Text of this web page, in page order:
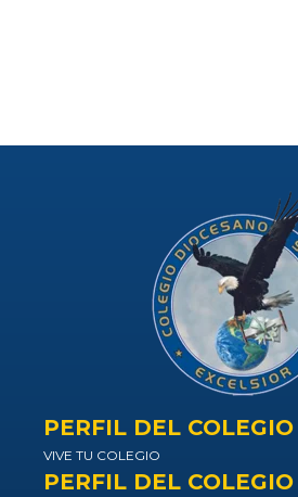
PERFIL DEL COLEGIO
VIVE TU COLEGIO
PERFIL DEL COLEGIO